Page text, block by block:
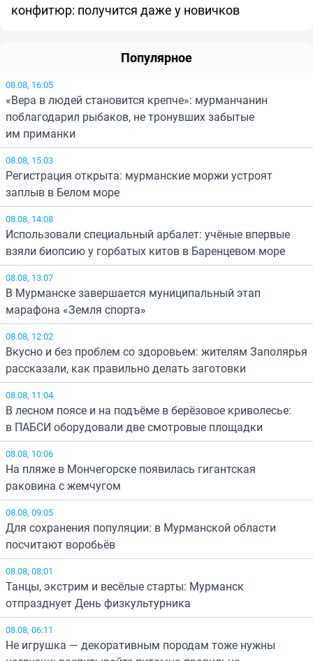
конфитюр: получится даже у новичков
Популярное
08.08, 16:05
«Вера в людей становится крепче»: мурманчанин
поблагодарил рыбаков, не тронувших забытые
им приманки
08.08, 15:03
Регистрация открыта: мурманские моржи устроят
заплыв в Белом море
08.08, 14:08
Использовали специальный арбалет: учёные впервые
взяли биопсию у горбатых китов в Баренцевом море
08.08, 13:07
В Мурманске завершается муниципальный этап
марафона «Земля спорта»
08.08, 12:02
Вкусно и без проблем со здоровьем: жителям Заполярья
рассказали, как правильно делать заготовки
08.08, 11:04
В лесном поясе и на подъёме в берёзовое криволесье:
в ПАБСИ оборудовали две смотровые площадки
08.08, 10:06
На пляже в Мончегорске появилась гигантская
раковина с жемчугом
08.08, 09:05
Для сохранения популяции: в Мурманской области
посчитают воробьёв
08.08, 08:01
Танцы, экстрим и весёлые старты: Мурманск
отпразднует День физкультурника
08.08, 06:11
Не игрушка — декоративным породам тоже нужны